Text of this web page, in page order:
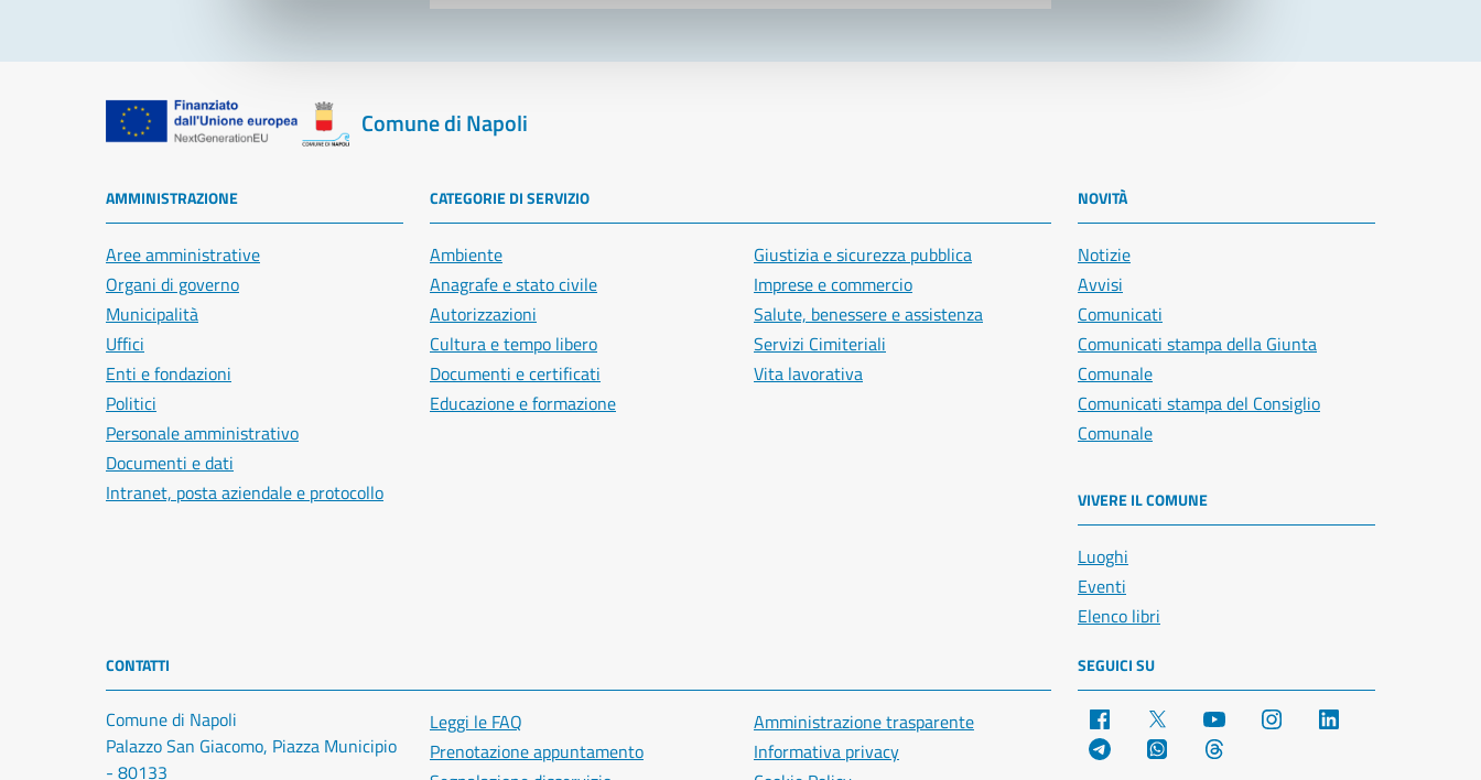
Comune di Napoli
AMMINISTRAZIONE
Aree amministrative
Organi di governo
Municipalità
Uffici
Enti e fondazioni
Politici
Personale amministrativo
Documenti e dati
Intranet, posta aziendale e protocollo
CATEGORIE DI SERVIZIO
Ambiente
Anagrafe e stato civile
Autorizzazioni
Cultura e tempo libero
Documenti e certificati
Educazione e formazione
Giustizia e sicurezza pubblica
Imprese e commercio
Salute, benessere e assistenza
Servizi Cimiteriali
Vita lavorativa
NOVITÀ
Notizie
Avvisi
Comunicati
Comunicati stampa della Giunta
Comunale
Comunicati stampa del Consiglio
Comunale
VIVERE IL COMUNE
Luoghi
Eventi
Elenco libri
CONTATTI
Comune di Napoli
Palazzo San Giacomo, Piazza Municipio
- 80133
Leggi le FAQ
Prenotazione appuntamento
Amministrazione trasparente
Informativa privacy
SEGUICI SU
Facebook YouTube Instagram
Telegram WhatsApp